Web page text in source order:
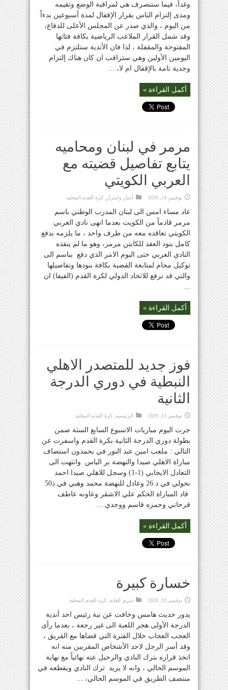
وغداً، فيما ستنصرف هي لمراقبة الوضع وتقيمه
ومدى إلتزام الناس بقرار الإقفال لمدة أسبوعين بدءاً
من اليوم ، والذي صدر عن المجلس الأعلى للدفاع،
وقد شمل القرار الملاعب الرياضية بكافة فئاتها
المفتوحة والمقفلة ، لذا فان الأندية ستلتزم في
اليومين الأولين وهي ستراقب ان كان هناك إلتزام
وجدية تامة بالإقفال ام لا، ...
أكمل القراءة »
مرمر في لبنان ومحاميه
يتابع تفاصيل قضيته مع
العربي الكويتي
نوفمبر 14, 2020 أخبار واسرار كرة القدم المحلية
عاد مساء امس الى لبنان المدرب الوطني باسم
مرمر قادماً من الكويت بعدما انهى نادي العربي
الكويتي تعاقده معه من طرف واحد ، ما يلزمه بدفع
كامل بنود العقد للكابتن مرمر، وهو ما لم ينفذه
النادي العربي حتى اليوم الامر الذي دفع بباسم الى
توكيل محام لمتابعة القضية بكافة بنودها وتفاصيلها
والتي قد ترفع للاتحاد الدولي لكرة القدم (الفيفا) ان
...
أكمل القراءة »
فوز جديد للمتصدر الاهلي
النبطية في دوري الدرجة
الثانية
نوفمبر 13, 2020 الرئيسية كرة القدم المحلية
جرت اليوم مباريات الاسبوع السابع الستة صمن
بطولة دوري الدرجة الثانية بكرة القدم واسفرت عن
التالي : ملعب امين عبد النور في بحمدون استضاف
مباراة الاهلي صيدا والنهضة بر الياس وانتهت الى
التعادل الايجابي (1-1) وسجل للاهلي صيدا احمد
نحولي في د 26 وعادل للنهضة محمد وهبي في د50
قاد المباراة الحكم علي الاشقر وعاونه عاطف
قرحاني وحمزه قاسم ووجدي ...
أكمل القراءة »
خسارة كبيرة
نوفمبر 13, 2020 سري للغاية كرة القدم المحلية
يدور حديث هامس وخافت عن نية رئيس احد أندية
الدرجة الأولى هجر اللعبة الى غير رجعة ، بعدما رأى
العجب العجاب خلال الفترة التي قضاها مع الفريق ،
وقد أسر الرجل لاحد الأشخاص المقربين منه انه
اتخذ قراره بترك النادي والرحيل عنه نهائياً مع نهاية
الموسم الحالي ، وانه لا يريد ترك النادي ويقطعه في
منتصف الطريق في الموسم الحالي، ...